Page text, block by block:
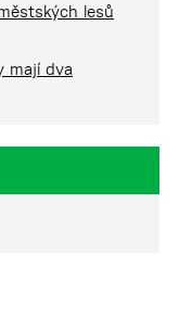
lesů
mají dva